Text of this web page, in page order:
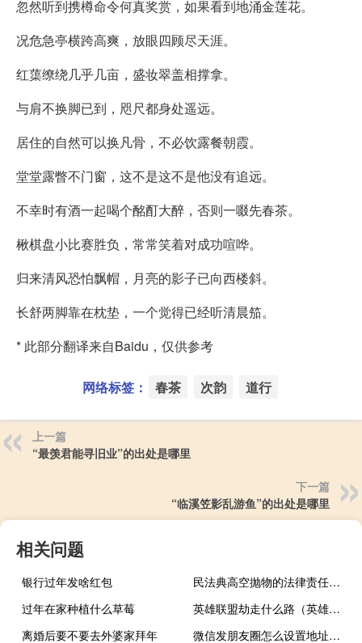
忽然听到携樽命令何真奖赏，如果看到地涌金莲花。
况危急亭横跨高爽，放眼四顾尽天涯。
红蕖缭绕几乎几亩，盛妆翠盖相撑拿。
与肩不换脚已到，咫尺都身处遥远。
居住的自然可以换凡骨，不必饮露餐朝霞。
堂堂露瞥不门窗，这不是这不是他没有追远。
不幸时有酒一起喝个酩酊大醉，否则一啜先春茶。
楸棋盘小比赛胜负，常常笑着对成功喧哗。
归来清风恐怕飘帽，月亮的影子已向西楼斜。
长舒两脚靠在枕垫，一个觉得已经听清晨笳。
* 此部分翻译来自Baidu，仅供参考
网络标签： 春茶 次韵 道行
上一篇
“最羡君能寻旧业”的出处是哪里
下一篇
“临溪笠影乱游鱼”的出处是哪里
相关问题
银行过年发啥红包
民法典高空抛物的法律责任承担
过年在家种植什么草莓
英雄联盟劫走什么路（英雄联盟劫壁纸）
离婚后要不要去外婆家拜年
微信发朋友圈怎么设置地址显示（微信发朋友圈怎么设置地址）